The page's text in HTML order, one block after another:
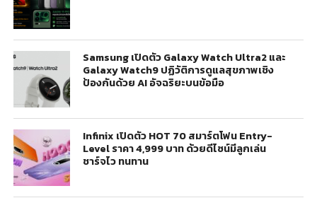
Samsung เปิดตัว Galaxy Watch Ultra2 และ
Galaxy Watch9 ปฏิวัติการดูแลสุขภาพเชิง
ป้องกันด้วย AI อัจฉริยะบนข้อมือ
Infinix เปิดตัว HOT 70 สมาร์ตโฟน Entry-
Level ราคา 4,999 บาท ด้วยดีไซน์มีลูกเล่น
ชาร์จไว ทนทาน